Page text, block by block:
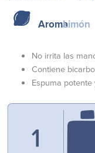
AromaLimón
No irrita las
Contiene
Espuma potente